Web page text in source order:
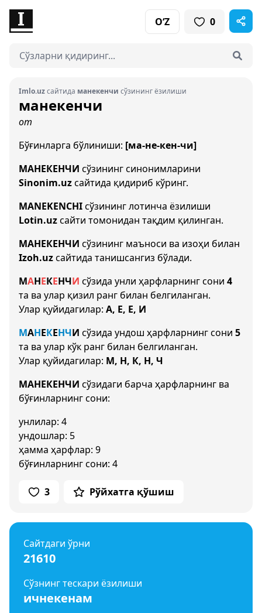
O‘Z 0
Imlo.uzсайтида манекенчи сўзининг ёзилиши
манекенчи
от
Бўғинларга бўлиниши: [ма-не-кен-чи]
МАНЕКЕНЧИ сўзининг синонимларини
Sinonim.uzсайтида қидириб кўринг.
MANEKENCHIсўзининг лотинча ёзилиши
Lotin.uzсайти томонидан тақдим қилинган.
МАНЕКЕНЧИ сўзининг маъноси ва изоҳи билан
Izoh.uzсайтида танишсангиз бўлади.
МАНЕКЕНЧИ сўзида унли ҳарфларнинг сони 4
та ва улар қизил ранг билан белгиланган.
Улар қуйидагилар: А, Е, Е, И
МАНЕКЕНЧИ сўзида ундош ҳарфларнинг сони 5
та ва улар кўк ранг билан белгиланган.
Улар қуйидагилар: М, Н, К, Н, Ч
МАНЕКЕНЧИ сўзидаги барча ҳарфларнинг ва
бўғинларнинг сони:
унлилар: 4
ундошлар: 5
ҳамма ҳарфлар: 9
бўғинларнинг сони: 4
3 Рўйхатга қўшиш
Сайтдаги ўрни
21610
Сўзнинг тескари ёзилиши
ичнекенам